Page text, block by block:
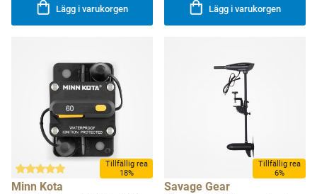
Lägg i varukorgen Lägg i varukorgen
Tillfällig rea
18%
Minn Kota
Tillfällig rea
6%
Savage Gear